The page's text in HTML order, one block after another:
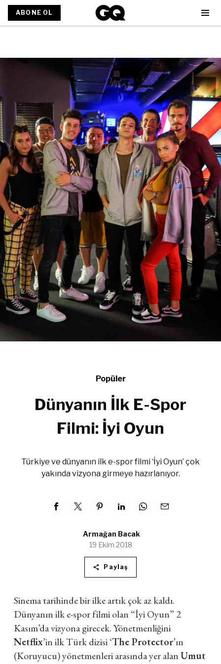
ABONE OL
Popüler
Dünyanın İlk E-Spor
Filmi: İyi Oyun
Türkiye ve dünyanın ilk e-spor filmi ‘İyi Oyun’ çok
yakında vizyona girmeye hazırlanıyor.
Armağan Bacak
19 Ekim 2018
Paylaş
Sinema tarihinde bir ilke artık çok az kaldı.
Dünyanın ilk e-spor filmi olan “İyi Oyun” 2
Kasım’da vizyona girecek. Yönetmenliğini
Netflix’in ilk Türk dizisi ‘The Protector’ın
(Koruyucu) yönetmenleri arasında yer alanUmut